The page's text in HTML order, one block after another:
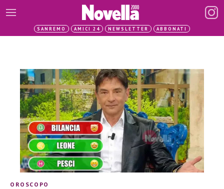
SANREMO AMICI 24 NEWSLETTER ABBONATI
OROSCOPO